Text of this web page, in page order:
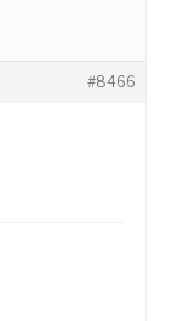
#8466